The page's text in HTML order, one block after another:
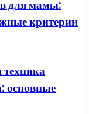
для мамы:
критерии
основные